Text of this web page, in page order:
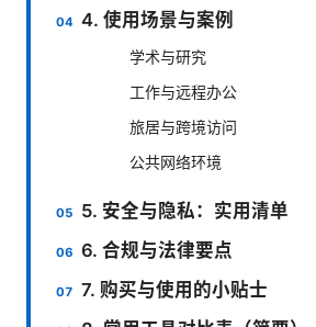
4. 使用场景与案例
学术与研究
工作与远程办公
旅居与跨境访问
公共网络环境
5. 安全与隐私：实用清单
6. 合规与法律要点
7. 购买与使用的小贴士